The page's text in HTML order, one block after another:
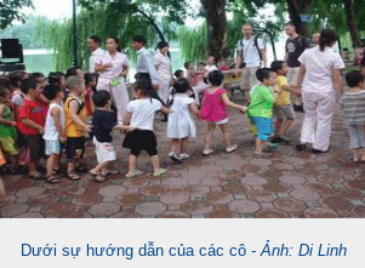
Dưới sự hướng dẫn của các cô - Ảnh: Di Linh